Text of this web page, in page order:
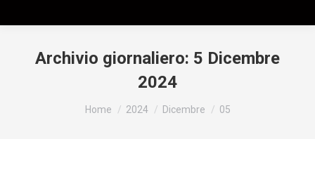
Archivio giornaliero: 5 Dicembre
2024
Tu sei qui:
Home 2024 Dicembre 05